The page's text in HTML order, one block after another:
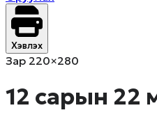
Хэвлэх
Зар 220×280
12 сарын 22